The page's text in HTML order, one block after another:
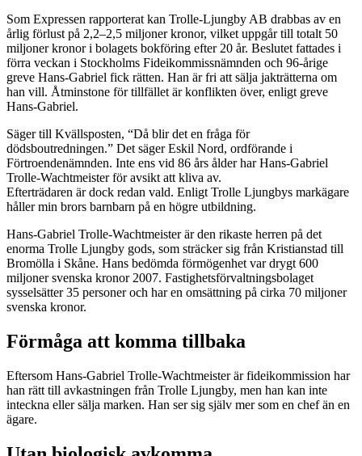
Som Expressen rapporterat kan Trolle-Ljungby AB drabbas av en
årlig förlust på 2,2–2,5 miljoner kronor, vilket uppgår till totalt 50
miljoner kronor i bolagets bokföring efter 20 år. Beslutet fattades i
förra veckan i Stockholms Fideikommissnämnden och 96-årige
greve Hans-Gabriel fick rätten. Han är fri att sälja jakträtterna om
han vill. Åtminstone för tillfället är konflikten över, enligt greve
Hans-Gabriel.
Säger till Kvällsposten, “Då blir det en fråga för
dödsboutredningen.” Det säger Eskil Nord, ordförande i
Förtroendenämnden. Inte ens vid 86 års ålder har Hans-Gabriel
Trolle-Wachtmeister för avsikt att kliva av.
Efterträdaren är dock redan vald. Enligt Trolle Ljungbys markägare
håller min brors barnbarn på en högre utbildning.
Hans-Gabriel Trolle-Wachtmeister är den rikaste herren på det
enorma Trolle Ljungby gods, som sträcker sig från Kristianstad till
Bromölla i Skåne. Hans bedömda förmögenhet var drygt 600
miljoner svenska kronor 2007. Fastighetsförvaltningsbolaget
sysselsätter 35 personer och har en omsättning på cirka 70 miljoner
svenska kronor.
Förmåga att komma tillbaka
Eftersom Hans-Gabriel Trolle-Wachtmeister är fideikommission har
han rätt till avkastningen från Trolle Ljungby, men han kan inte
inteckna eller sälja marken. Han ser sig själv mer som en chef än en
ägare.